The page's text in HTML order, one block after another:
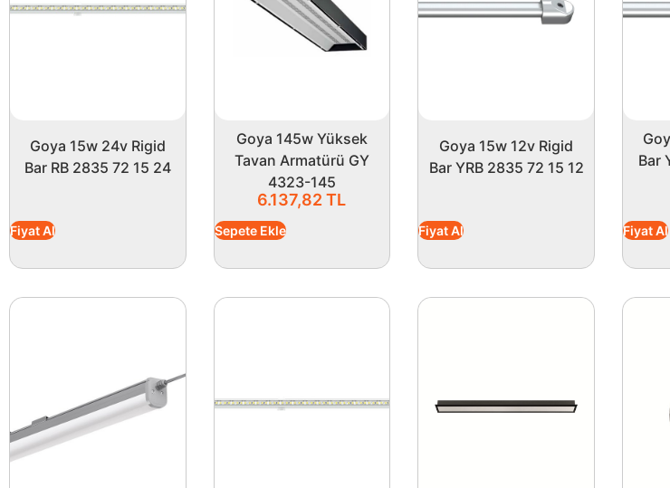
Goya 15w 24v Rigid
Bar RB 2835 72 15 24
Fiyat Al
Goya 145w Yüksek
Tavan Armatürü GY
4323-145
6.137,82TL
Sepete Ekle
Goya 15w 12v Rigid
Bar YRB 2835 72 15 12
Fiyat Al
Bar
Fiyat Al